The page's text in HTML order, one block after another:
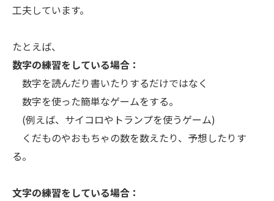
工夫しています。
たとえば、
数字の練習をしている場合：
数字を読んだり書いたりするだけではなく
数字を使った簡単なゲームをする。
(例えば、サイコロやトランプを使うゲーム)
くだものやおもちゃの数を数えたり、予想したりす
る。
文字の練習をしている場合：